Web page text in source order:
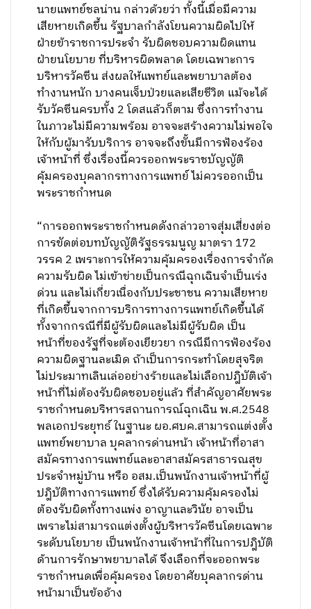
นายแพทย์ชลน่าน กล่าวด้วยว่า ทั้งนี้เมื่อมีความ
เสียหายเกิดขึ้น รัฐบาลกำลังโยนความผิดไปให้
ฝ่ายข้าราชการประจำ รับผิดชอบความผิดแทน
ฝ่ายนโยบาย ที่บริหารผิดพลาด โดยเฉพาะการ
บริหารวัคซีน ส่งผลให้แพทย์และพยาบาลต้อง
ทำงานหนัก บางคนเจ็บป่วยและเสียชีวิต แม้จะได้
รับวัคซีนครบทั้ง 2 โดสแล้วก็ตาม ซึ่งการทำงาน
ในภาวะไม่มีความพร้อม อาจจะสร้างความไม่พอใจ
ให้กับผู้มารับบริการ อาจจะถึงขั้นมีการฟ้องร้อง
เจ้าหน้าที่ ซึ่งเรื่องนี้ควรออกพระราชบัญญัติ
คุ้มครองบุคลากรทางการแพทย์ ไม่ควรออกเป็น
พระราชกำหนด
“การออกพระราชกำหนดดังกล่าวอาจสุ่มเสี่ยงต่อ
การขัดต่อบทบัญญัติรัฐธรรมนูญ มาตรา 172
วรรค 2 เพราะการให้ความคุ้มครองเรื่องการจำกัด
ความรับผิด ไม่เข้าข่ายเป็นกรณีฉุกเฉินจำเป็นเร่ง
ด่วน และไม่เกี่ยวเนื่องกับประชาชน ความเสียหาย
ที่เกิดขึ้นจากการบริการทางการแพทย์เกิดขึ้นได้
ทั้งจากกรณีที่มีผู้รับผิดและไม่มีผู้รับผิด เป็น
หน้าที่ของรัฐที่จะต้องเยียวยา กรณีมีการฟ้องร้อง
ความผิดฐานละเมิด ถ้าเป็นการกระทำโดยสุจริต
ไม่ประมาทเลินเล่ออย่างร้ายและไม่เลือกปฎิบัติเจ้า
หน้าที่ไม่ต้องรับผิดชอบอยู่แล้ว ที่สำคัญอาศัยพระ
ราชกำหนดบริหารสถานการณ์ฉุกเฉิน พ.ศ.2548
พลเอกประยุทธ์ ในฐานะ ผอ.ศบค.สามารถแต่งตั้ง
แพทย์พยาบาล บุคลากรด่านหน้า เจ้าหน้าที่อาสา
สมัครทางการแพทย์และอาสาสมัครสาธารณสุข
ประจำหมู่บ้าน หรือ อสม.เป็นพนักงานเจ้าหน้าที่ผู้
ปฎิบัติทางการแพทย์ ซึ่งได้รับความคุ้มครองไม่
ต้องรับผิดทั้งทางแพ่ง อาญาและวินัย อาจเป็น
เพราะไม่สามารถแต่งตั้งผู้บริหารวัคซีนโดยเฉพาะ
ระดับนโยบาย เป็นพนักงานเจ้าหน้าที่ในการปฎิบัติ
ด้านการรักษาพยาบาลได้ จึงเลือกที่จะออกพระ
ราชกำหนดเพื่อคุ้มครอง โดยอาศัยบุคลากรด่าน
หน้ามาเป็นข้ออ้าง